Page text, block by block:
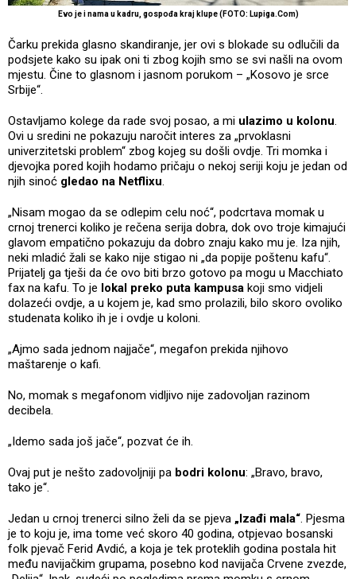
Evo je i nama u kadru, gospođa kraj klupe (FOTO: Lupiga.Com)
Čarku prekida glasno skandiranje, jer ovi s blokade su odlučili da
podsjete kako su ipak oni ti zbog kojih smo se svi našli na ovom
mjestu. Čine to glasnom i jasnom porukom – „Kosovo je srce
Srbije“.
Ostavljamo kolege da rade svoj posao, a mi ulazimo u kolonu.
Ovi u sredini ne pokazuju naročit interes za „prvoklasni
univerzitetski problem“ zbog kojeg su došli ovdje. Tri momka i
djevojka pored kojih hodamo pričaju o nekoj seriji koju je jedan od
njih sinoć gledao na Netflixu.
„Nisam mogao da se odlepim celu noć“, podcrtava momak u
crnoj trenerci koliko je rečena serija dobra, dok ovo troje kimajući
glavom empatično pokazuju da dobro znaju kako mu je. Iza njih,
neki mladić žali se kako nije stigao ni „da popije poštenu kafu“.
Prijatelj ga tješi da će ovo biti brzo gotovo pa mogu u Macchiato
fax na kafu. To je lokal preko puta kampusa koji smo vidjeli
dolazeći ovdje, a u kojem je, kad smo prolazili, bilo skoro ovoliko
studenata koliko ih je i ovdje u koloni.
„Ajmo sada jednom najjače“, megafon prekida njihovo
maštarenje o kafi.
No, momak s megafonom vidljivo nije zadovoljan razinom
decibela.
„Idemo sada još jače“, pozvat će ih.
Ovaj put je nešto zadovoljniji pa bodri kolonu: „Bravo, bravo,
tako je“.
Jedan u crnoj trenerci silno želi da se pjeva „Izađi mala“. Pjesma
je to koju je, ima tome već skoro 40 godina, otpjevao bosanski
folk pjevač Ferid Avdić, a koja je tek proteklih godina postala hit
među navijačkim grupama, posebno kod navijača Crvene zvezde,